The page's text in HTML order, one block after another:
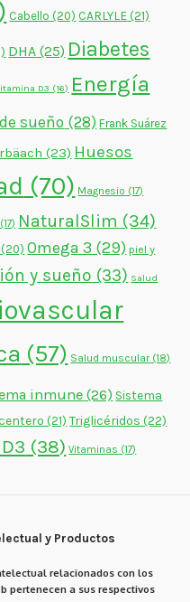
Cabello (20) CARLYLE(21)
DHA (25) Diabetes
D3 (16) Energía
sueño (28) Frank Suárez
(23) Huesos
(70) Magnesio (17)
(17) NaturalSlim (34)
(20) Omega 3 (29) piel y
y sueño (33) Salud
(57) Salud muscular(18)
inmune (26) Sistema
(21) Triglicéridos (22)
(38) Vitaminas (17)
y Productos
relacionados con los
pertenecen a sus respectivos